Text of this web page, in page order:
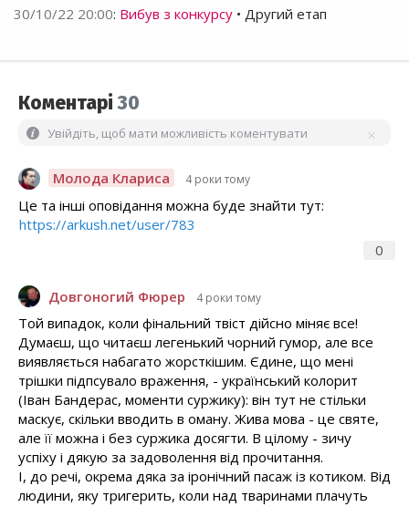
30/10/22 20:00: Вибув з конкурсу • Другий етап
Коментарі30
Увійдіть, щоб мати можливість коментувати
Молода Клариса 4 роки тому
0
Це та інші оповідання можна буде знайти тут:
https://arkush.net/user/783
Довгоногий Фюрер 4 роки тому
Той випадок, коли фінальний твіст дійсно міняє все!
Думаєш, що читаєш легенький чорний гумор, але все
виявляється набагато жорсткішим. Єдине, що мені
трішки підпсувало враження, - український колорит
(Іван Бандерас, моменти суржику): він тут не стільки
маскує, скільки вводить в оману. Жива мова - це святе,
але її можна і без суржика досягти. В цілому - зичу
успіху і дякую за задоволення від прочитання.
І, до речі, окрема дяка за іронічний пасаж із котиком. Від
людини, яку тригерить, коли над тваринами плачуть